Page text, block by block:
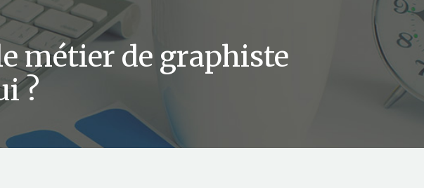
métier de graphiste
?